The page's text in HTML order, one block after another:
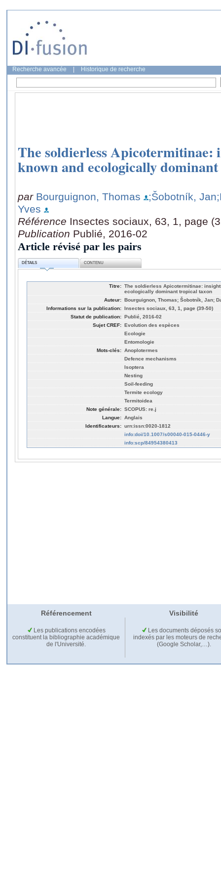
Recherche avancée Historique de recherche
The soldierless Apicotermitinae:
known and ecologically
par Bourguignon, Thomas ;Šobotník, Jan
Yves
Référence Insectes sociaux, 63, 1, page
Publication Publié, 2016-02
Article révisé par les pairs
DÉTAILS CONTENU
Titre: The soldierless Apicotermitinae:
ecologically dominant tropical taxon
Auteur: Bourguignon, Thomas; Šobotník, Jan;
Informations sur la publication: Insectes sociaux, 63, 1, page (39-50)
Statut de publication: Publié, 2016-02
Sujet CREF: Evolution des espèces
Ecologie
Entomologie
Mots-clés: Anoplotermes
Defence mechanisms
Isoptera
Nesting
Soil-feeding
Termite ecology
Termitoidea
Note générale: SCOPUS: re.j
Langue: Anglais
Identificateurs: urn:issn:0020-1812
info:doi/10.1007/s00040-015-0446-y
info:scp/84954380413
Référencement Visibilité
Les publications encodées
constituent la bibliographie académique
de l'Université.
Les documents déposés
indexés par les moteurs de
(Google Scholar,…).